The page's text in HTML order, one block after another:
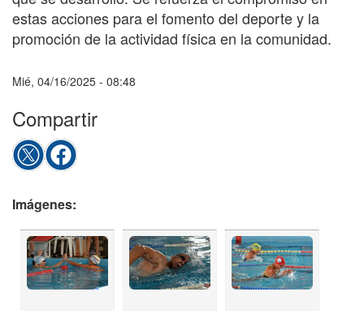
estas acciones para el fomento del deporte y la
promoción de la actividad física en la comunidad.
Mié, 04/16/2025 - 08:48
Compartir
Imágenes: